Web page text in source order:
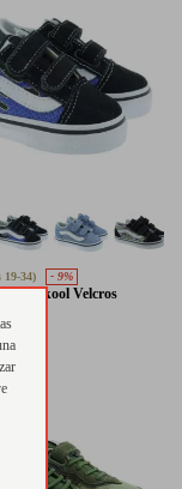
19-34) - 9%
Old Skool Velcros